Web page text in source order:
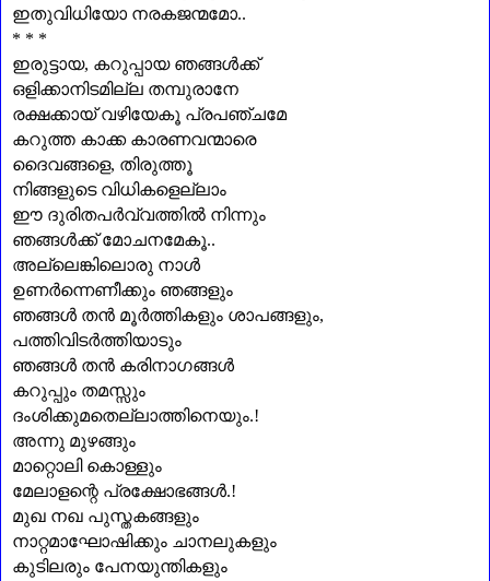
ഇതുവിധിയോ നരകജന്മമോ..
* * *
ഇരുട്ടായ, കറുപ്പായ ഞങ്ങൾക്ക്
ഒളിക്കാനിടമില്ല തമ്പുരാനേ
രക്ഷക്കായ് വഴിയേകൂ പ്രപഞ്ചമേ
കറുത്ത കാക്ക കാരണവന്മാരെ
ദൈവങ്ങളെ, തിരുത്തൂ
നിങ്ങളുടെ വിധികളെല്ലാം
ഈ ദുരിതപർവ്വത്തിൽ നിന്നും
ഞങ്ങൾക്ക് മോചനമേകൂ..
അല്ലെങ്കിലൊരു നാൾ
ഉണർന്നെണീക്കും ഞങ്ങളും
ഞങ്ങൾ തൻ മൂർത്തികളും ശാപങ്ങളും,
പത്തിവിടർത്തിയാടും
ഞങ്ങൾ തൻ കരിനാഗങ്ങൾ
കറുപ്പും തമസ്സും
ദംശിക്കുമതെല്ലാത്തിനെയും.!
അന്നു മുഴങ്ങും
മാറ്റൊലി കൊള്ളും
മേലാളന്റെ പ്രക്ഷോഭങ്ങൾ.!
മുഖ നഖ പുസ്തകങ്ങളും
നാറ്റമാഘോഷിക്കും ചാനലുകളും
കുടിലരും പേനയുന്തികളും